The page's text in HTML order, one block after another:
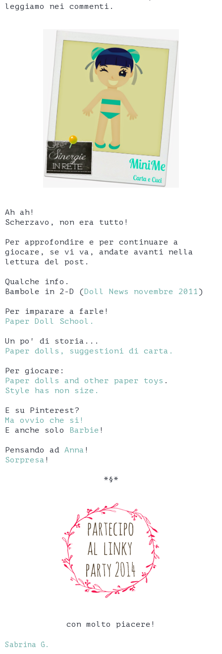
leggiamo nei commenti.
Ah ah!
Scherzavo, non era tutto!
Per approfondire e per continuare a
giocare, se vi va, andate avanti nella
lettura del post.
Qualche info.
Bambole in 2-D ( Doll News novembre 2011)
Per imparare a farle!
Paper Doll School.
Un po' di storia...
Paper dolls, suggestioni di carta.
Per giocare:
Paper dolls and other paper toys .
Style has non size.
E su Pinterest?
Ma ovvio che si!
E anche solo
Barbie !
Pensando ad Anna !
Sorpresa !
*§*
con molto piacere!
Sabrina G.